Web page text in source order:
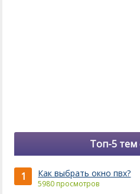
Топ-5
1 Как выбрать окно пвх?
5980 просмотров